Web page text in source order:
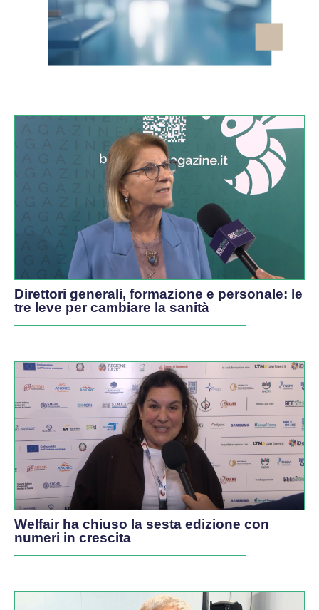
Direttori generali, formazione e personale: le
tre leve per cambiare la sanità
Welfair ha chiuso la sesta edizione con
numeri in crescita